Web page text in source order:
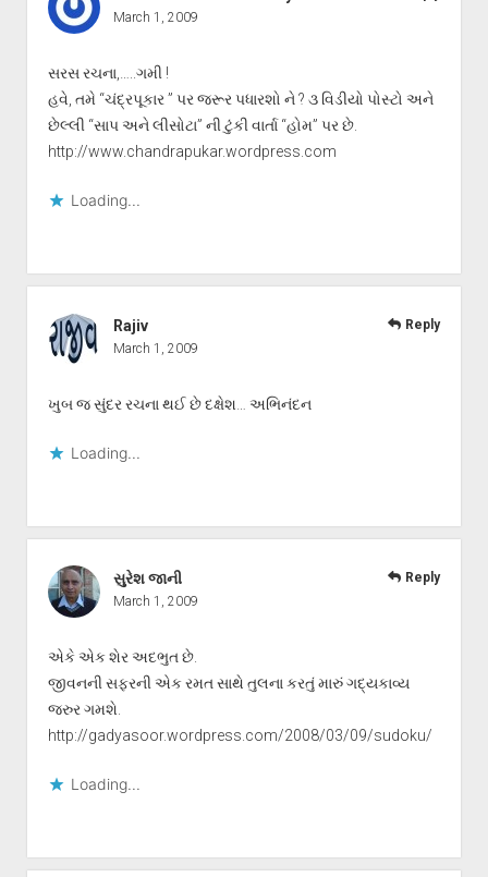
March 1, 2009
સરસ રચના,…..ગમી !
હવે, તમે “ચંદ્રપૂકાર ” પર જરૂર પધારશો ને ? ૩ વિડીયો પોસ્ટો અને
છેલ્લી “સાપ અને લીસોટા” ની ટુંકી વાર્તા “હોમ” પર છે.
http://www.chandrapukar.wordpress.com
Loading...
Rajiv
March 1, 2009
ખુબ જ સુંદર રચના થઈ છે દક્ષેશ… અભિનંદન
Loading...
Reply
સુરેશ જાની
March 1, 2009
એકે એક શેર અદભુત છે.
જીવનની સફરની એક રમત સાથે તુલના કરતું મારું ગદ્યકાવ્ય
જરુર ગમશે.
http://gadyasoor.wordpress.com/2008/03/09/sudoku/
Loading...
Reply